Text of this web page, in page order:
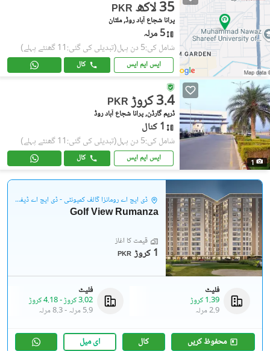
PKR 35 لاکھ
پرانا شجاع آباد روڈ, ملتان
5 مرلہ
شامل کی:5 دن پہل (تبدیلی کی گئی:11 گھنٹے پہلے)
ایس ایم ایس کال
1
PKR 3.4 کروڑ
ڈریم گارڈن, پرانا شجاع آباد روڈ
1 کنال
شامل کی:5 دن پہل (تبدیلی کی گئی:11 گھنٹے پہلے)
ایس ایم ایس کال
ڈی ایچ اے رومانزا گالف کمیونٹی - ڈی ایچ اے ڈیفینس
Golf View Rumanza
قیمت کا آغاز
PKR 1 کروڑ
فلیٹ
1.39 کروڑ
2.9 مرلہ
فلیٹ
3.02 کروڑ
-4.18 کروڑ
5.9 مرلہ
-8.3 مرلہ
محفوظ کریں کال ای میل